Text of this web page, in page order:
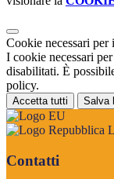
Cookie necessari
I cookie necessari
disabilitati. È
policy.
Accetta tutti Salva
Contatti